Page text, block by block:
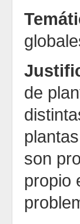
de
son
propio